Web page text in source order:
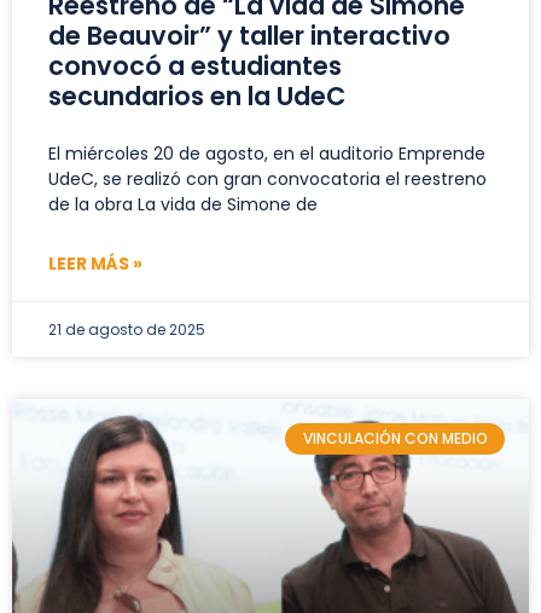
de Beauvoir” y taller interactivo
convocó a estudiantes
secundarios en la UdeC
El miércoles 20 de agosto, en el auditorio Emprende
UdeC, se realizó con gran convocatoria el reestreno
de la obra La vida de Simone de
LEER MÁS »
21 de agosto de 2025
VINCULACIÓN CON MEDIO